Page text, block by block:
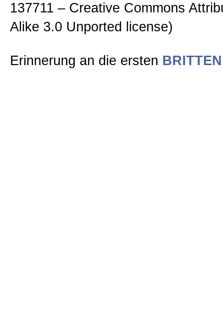
137711 – Creative Commons
Alike 3.0 Unported license)
Erinnerung an die ersten